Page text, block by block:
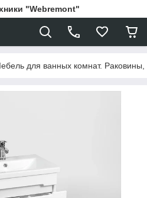
"Webremont"
для ванных комнат.